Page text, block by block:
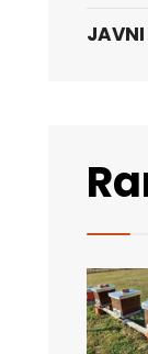
JAVNI